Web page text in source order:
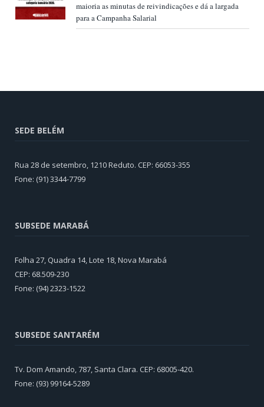
maioria as minutas de reivindicações e dá a largada
para a Campanha Salarial
SEDE BELÉM
Rua 28 de setembro, 1210 Reduto. CEP: 66053-355
Fone: (91) 3344-7799
SUBSEDE MARABÁ
Folha 27, Quadra 14, Lote 18, Nova Marabá
CEP: 68.509-230
Fone: (94) 2323-1522
SUBSEDE SANTARÉM
Tv. Dom Amando, 787, Santa Clara. CEP: 68005-420.
Fone: (93) 99164-5289